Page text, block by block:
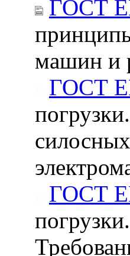
ГОСТ
машин и
ГОСТ
ГОСТ